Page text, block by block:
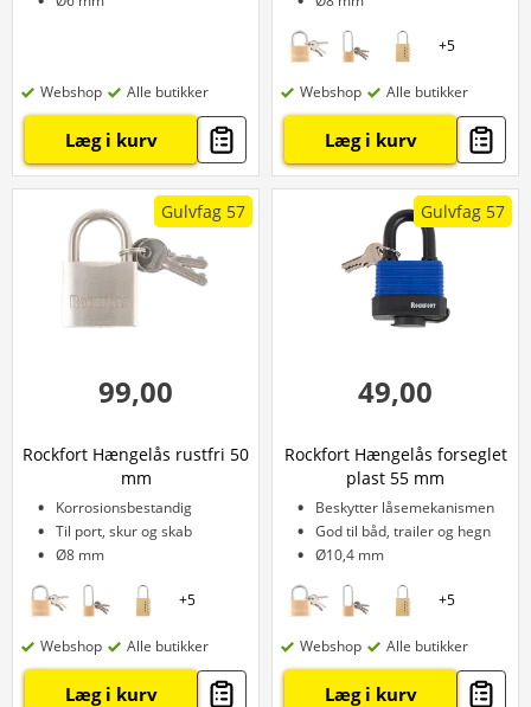
Webshop Alle butikker
Læg i kurv
+5
Webshop Alle butikker
Læg i kurv
Gulvfag 57
99,00
Rockfort Hængelås rustfri 50
mm
Korrosionsbestandig
Til port, skur og skab
Ø8 mm
+5
Webshop Alle butikker
Læg i kurv
Gulvfag 57
49,00
Rockfort Hængelås forseglet
plast 55 mm
Beskytter låsemekanismen
God til båd, trailer og hegn
Ø10,4 mm
+5
Webshop Alle butikker
Læg i kurv